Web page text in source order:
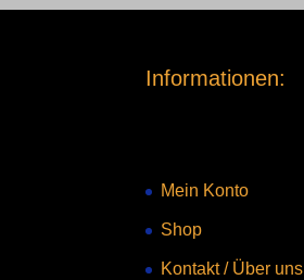
Informationen:
Mein Konto
Shop
Kontakt/ Über uns